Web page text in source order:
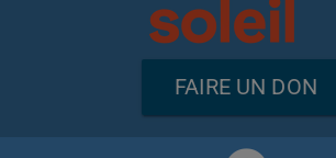
FAIRE UN DON